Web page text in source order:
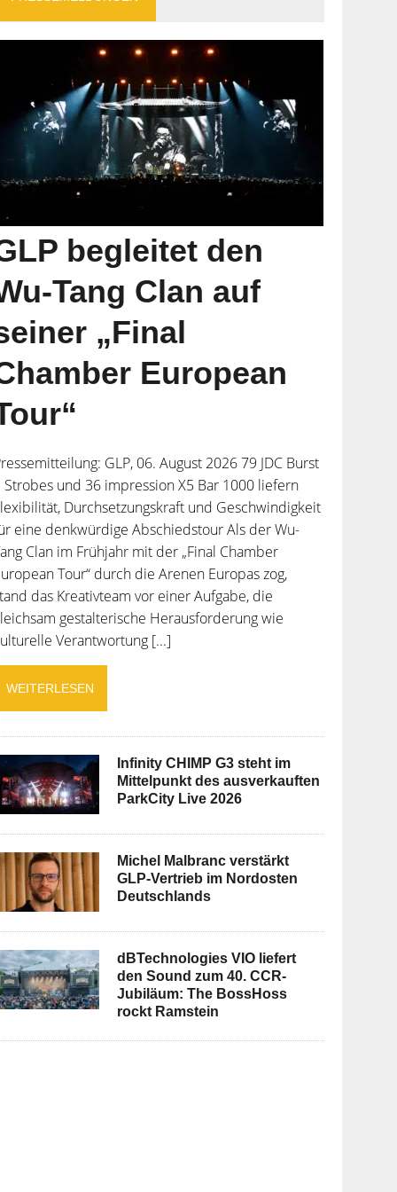
begleitet den
Tang Clan auf
„Final
European
GLP, 06. August 2026 79 JDC Burst
Strobes und 36 impression X5 Bar 1000 liefern
Durchsetzungskraft und Geschwindigkeit
eine denkwürdige Abschiedstour Als der Wu-
Clan im Frühjahr mit der „Final Chamber
Tour“ durch die Arenen Europas zog,
das Kreativteam vor einer Aufgabe, die
gestalterische Herausforderung wie
Verantwortung [...]
WEITERLESEN
Infinity CHIMP G3 steht im
Mittelpunkt des ausverkauften
ParkCity Live 2026
Michel Malbranc verstärkt
GLP-Vertrieb im Nordosten
Deutschlands
dBTechnologies VIO liefert
den Sound zum 40. CCR-
Jubiläum: The BossHoss
rockt Ramstein